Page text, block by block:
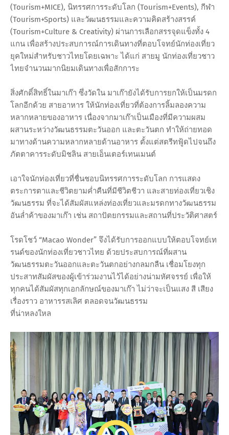
(Tourism+MICE), นิทรรศการระดับโลก (Tourism+Events), กีฬา
(Tourism+Sports) และวัฒนธรรมและความคิดสร้างสรรค์
(Tourism+Culture & Creativity) ผ่านการเลือกสรรจุดแข็งทั้ง 4
แกน เพื่อสร้างประสบการณ์การเดินทางที่ตอบโจทย์นักท่องเที่ยว
ยุคใหม่สำหรับชาวไทยโดยเฉพาะ ได้แก่ สายมู นักท่องเที่ยวชาว
ไทยจำนวนมากนิยมเดินทางเพื่อสักการะ
สิ่งศักดิ์สิทธิ์ในมาเก๊า ซึ่งวัดใน มาเก๊ายังได้รับการยกให้เป็นมรดก
โลกอีกด้วย สายอาหาร ให้นักท่องเที่ยวที่ต้องการลิ้มลองความ
หลากหลายของอาหาร เนื่องจากมาเก๊าเป็นเมืองที่มีความผสม
ผสานระหว่างวัฒนธรรมตะวันออก และตะวันตก ทำให้ถ่ายทอด
มาทางด้านความหลากหลายด้านอาหาร ตั้งแต่สตรีทฟู้ดไปจนถึง
ภัตตาคารระดับมิชลิน สายเอ็นเตอร์เทนเมนต์
เอาใจนักท่องเที่ยวที่ชื่นชอบนิทรรศการระดับโลก การแสดง
ตระการตาและชีวิตยามค่ำคืนที่มีชีวิตชีวา และสายท่องเที่ยวเชิง
วัฒนธรรม ที่จะได้สัมผัสแหล่งท่องเที่ยวและมรดกทางวัฒนธรรม
อันล่ำค้าของมาเก๊า เช่น สถาปัตยกรรมและสถานที่ประวัติศาสตร์
โรดโชว์ “Macao Wonder” จึงได้รับการออกแบบให้ตอบโจทย์เท
รนด์ของนักท่องเที่ยวชาวไทย ด้วยประสบการณ์ที่ผสาน
วัฒนธรรมตะวันออกและตะวันตกอย่างกลมกลืน เชื่อมโยงทุก
ประสาทสัมผัสของผู้เข้าร่วมงานไว้ได้อย่างน่ามหัศจรรย์ เพื่อให้
ทุกคนได้สัมผัสทุกเอกลักษณ์ของมาเก๊า ไม่ว่าจะเป็นแสง สี เสียง
เรื่องราว อาหารรสเลิศ ตลอดจนวัฒนธรรม
ที่น่าหลงใหล